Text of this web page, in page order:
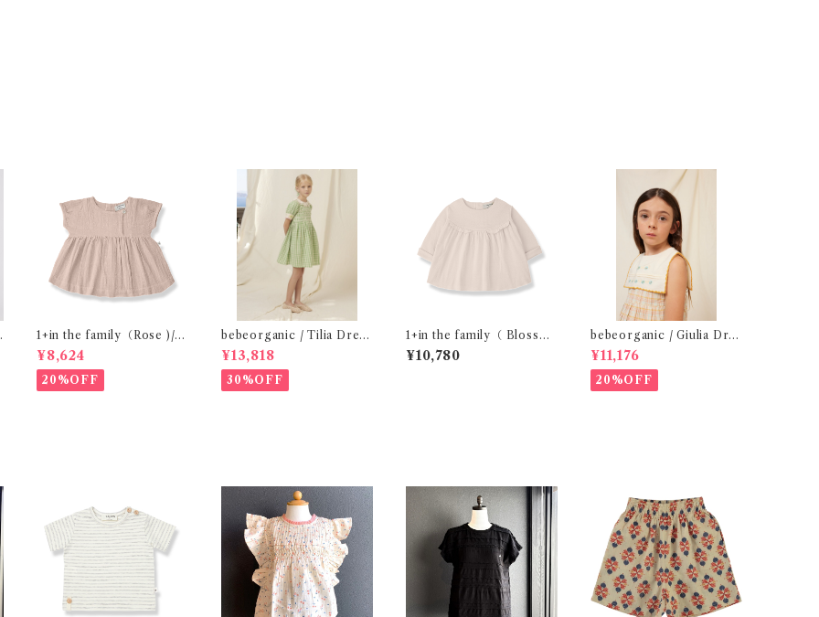
1+in the family（Rose )/G
UALTA( 24-48m )
¥8,624
20%OFF
bebeorganic / Tilia Dress
Green Gingham (4-8y)
¥13,818
30%OFF
1+in the family（ Blosso
m )/FINA( 12・24m )
¥10,780
bebeorganic / Giulia Dres
s Lagoon Check (2-6y)
¥11,176
20%OFF